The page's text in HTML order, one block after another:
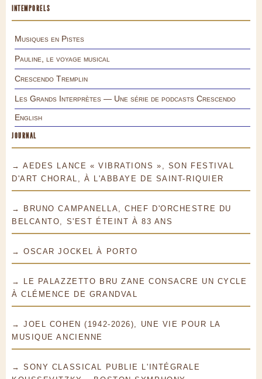
INTEMPORELS
Musiques en Pistes
Pauline, le voyage musical
Crescendo Tremplin
Les Grands Interprètes — Une série de podcasts Crescendo
English
JOURNAL
→ AEDES LANCE « VIBRATIONS », SON FESTIVAL
D'ART CHORAL, À L'ABBAYE DE SAINT-RIQUIER
→ BRUNO CAMPANELLA, CHEF D'ORCHESTRE DU
BELCANTO, S'EST ÉTEINT À 83 ANS
→ OSCAR JOCKEL À PORTO
→ LE PALAZZETTO BRU ZANE CONSACRE UN CYCLE
À CLÉMENCE DE GRANDVAL
→ JOEL COHEN (1942-2026), UNE VIE POUR LA
MUSIQUE ANCIENNE
→ SONY CLASSICAL PUBLIE L'INTÉGRALE